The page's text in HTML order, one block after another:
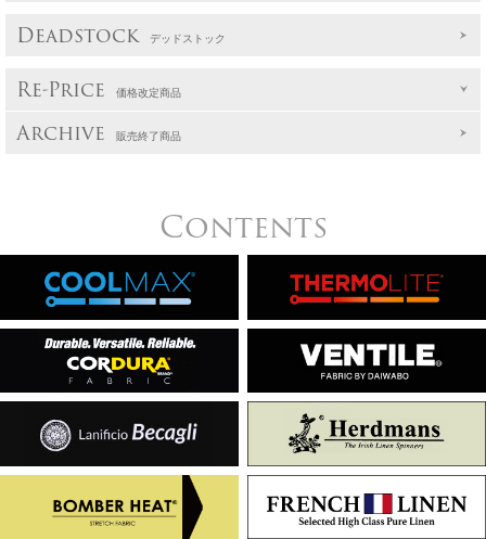
Deadstock デッドストック
Re-Price 価格改定商品
Archive 販売終了商品
Contents